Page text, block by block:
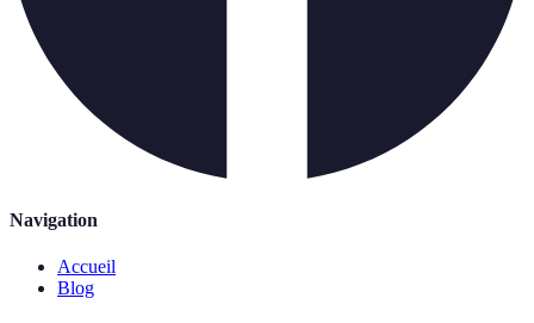
Navigation
Accueil
Blog